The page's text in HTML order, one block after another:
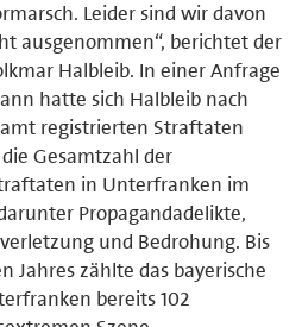
Leider sind wir davon
ausgenommen“, berichtet der
Halbleib. In einer Anfrage
hatte sich Halbleib nach
registrierten Straftaten
Gesamtzahl der
in Unterfranken im
Propagandadelikte,
und Bedrohung. Bis
Jahres zählte das bayerische
bereits 102